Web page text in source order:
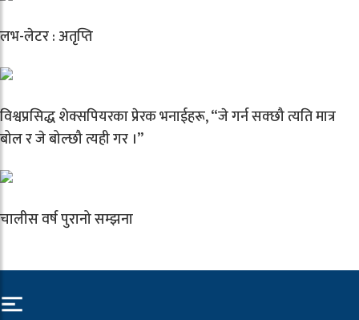
लभ-लेटर : अतृप्ति
विश्वप्रसिद्ध शेक्सपियरका प्रेरक भनाईहरू, “जे गर्न सक्छौ त्यति मात्र
बोल र जे बोल्छौ त्यही गर ।”
चालीस वर्ष पुरानो सम्झना